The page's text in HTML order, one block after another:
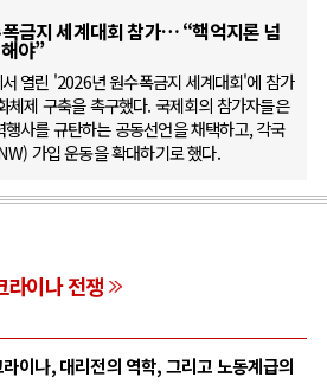
금지 세계대회 참가… “핵억지론 넘
야”
열린 '2026년 원수폭금지 세계대회'에 참가
체제 구축을 촉구했다. 국제회의 참가자들은
사를 규탄하는 공동선언을 채택하고, 각국
가입 운동을 확대하기로 했다.
라이나 전쟁
이나, 대리전의 역학, 그리고 노동계급의